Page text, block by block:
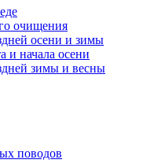
очищения
осени и зимы
и начала осени
зимы и весны
поводов